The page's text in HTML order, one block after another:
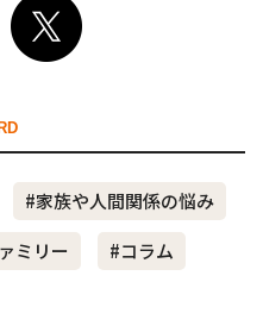
#家族や人間関係の悩み
ミリー
#コラム